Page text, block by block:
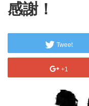
感謝！
Tweet
+1